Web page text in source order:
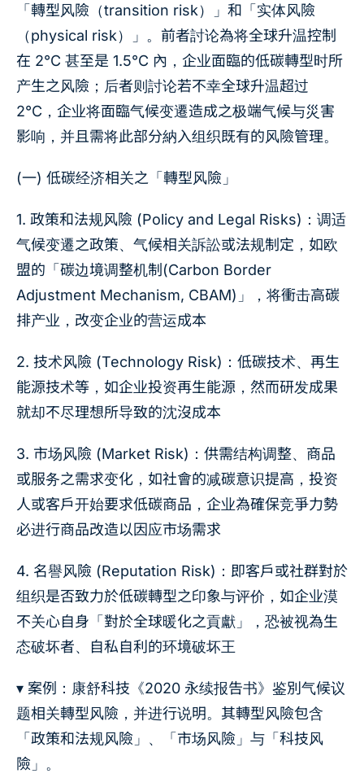
「轉型风險（transition risk）」和「实体风險
（physical risk）」。前者討论為将全球升温控制
在 2°C 甚至是 1.5°C 內，企业面臨的低碳轉型时所
产生之风險；后者则討论若不幸全球升温超过
2°C，企业将面臨气候变遷造成之极端气候与災害
影响，并且需将此部分納入组织既有的风險管理。
(一) 低碳经济相关之「轉型风險」
1. 政策和法规风險 (Policy and Legal Risks)：调适
气候变遷之政策、气候相关訴訟或法规制定，如欧
盟的「碳边境调整机制(Carbon Border
Adjustment Mechanism, CBAM)」，将衝击高碳
排产业，改变企业的营运成本
2. 技术风險 (Technology Risk)：低碳技术、再生
能源技术等，如企业投资再生能源，然而研发成果
就却不尽理想所导致的沈沒成本
3. 市场风險 (Market Risk)：供需结构调整、商品
或服务之需求变化，如社會的减碳意识提高，投资
人或客戶开始要求低碳商品，企业為確保竞爭力勢
必进行商品改造以因应市场需求
4. 名譽风險 (Reputation Risk)：即客戶或社群對於
组织是否致力於低碳轉型之印象与评价，如企业漠
不关心自身「對於全球暖化之貢獻」，恐被视為生
态破坏者、自私自利的环境破坏王
▾ 案例：康舒科技《2020 永续报告书》鉴別气候议
题相关轉型风險，并进行说明。其轉型风險包含
「政策和法规风險」、「市场风險」与「科技风
險」。